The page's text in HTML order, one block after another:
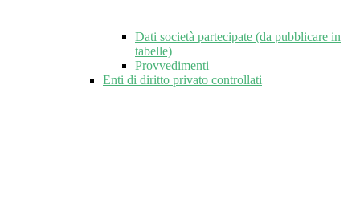
Dati società partecipate (da pubblicare in
tabelle)
Provvedimenti
Enti di diritto privato controllati